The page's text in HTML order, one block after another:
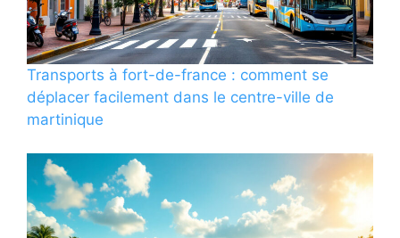
Transports à fort-de-france : comment se
déplacer facilement dans le centre-ville de
martinique